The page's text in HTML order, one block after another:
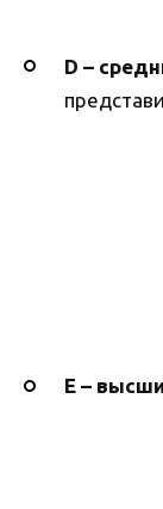
D –
E –